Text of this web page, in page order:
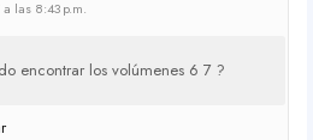
las 8:43 p.m.
encontrar los volúmenes 6 7 ?